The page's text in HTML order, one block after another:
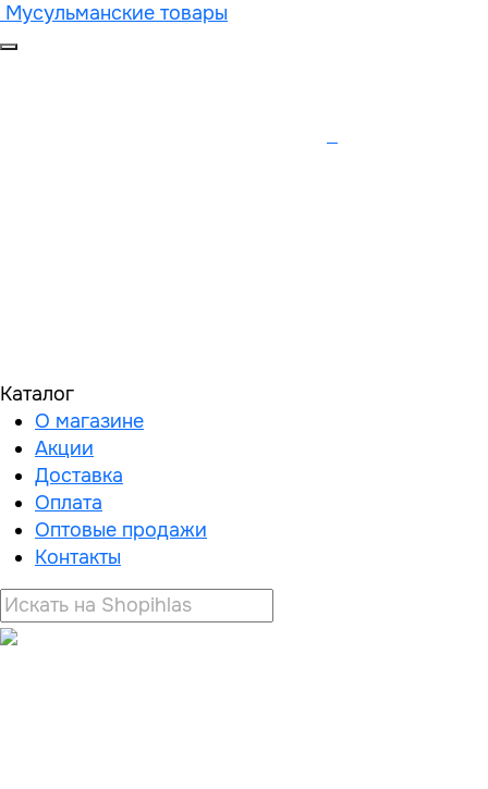
Мусульманские товары
Каталог
О магазине
Акции
Доставка
Оплата
Оптовые продажи
Контакты